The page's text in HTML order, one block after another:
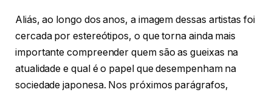
Aliás, ao longo dos anos, a imagem dessas artistas foi
cercada por estereótipos, o que torna ainda mais
importante compreender quem são as gueixas na
atualidade e qual é o papel que desempenham na
sociedade japonesa. Nos próximos parágrafos,